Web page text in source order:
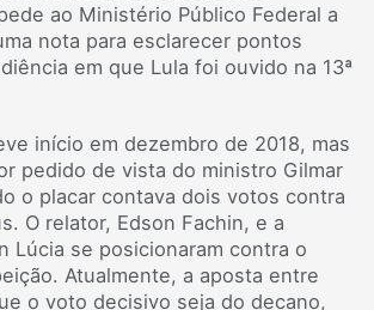
ao Ministério Público Federal a
nota para esclarecer pontos
em que Lula foi ouvido na 13ª
início em dezembro de 2018, mas
pedido de vista do ministro Gilmar
o placar contava dois votos contra
O relator, Edson Fachin, e a
Lúcia se posicionaram contra o
Atualmente, a aposta entre
o voto decisivo seja do decano,